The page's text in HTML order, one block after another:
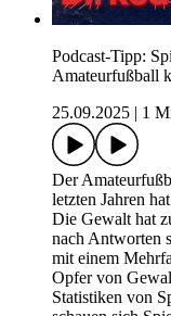
Podcast-Tipp:
Amateurfußball
25.09.2025
1
Der
letzten Jahren
Die Gewalt hat
nach Antworten
mit einem
Opfer von
Statistiken von